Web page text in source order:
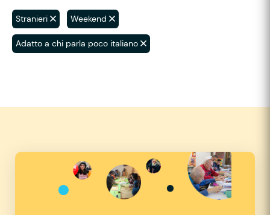
Stranieri Weekend
Adatto a chi parla poco italiano